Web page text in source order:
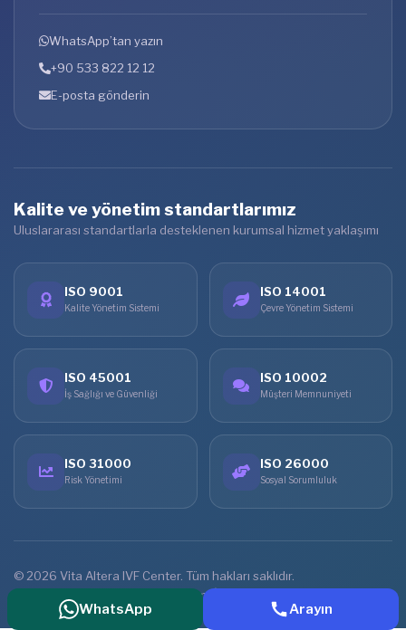
WhatsApp’tan yazın
+90 533 822 12 12
E-posta gönderin
Kalite ve yönetim standartlarımız
Uluslararası standartlarla desteklenen kurumsal hizmet yaklaşımı
ISO 9001
Kalite Yönetim Sistemi
ISO 14001
Çevre Yönetim Sistemi
ISO 45001
İş Sağlığı ve Güvenliği
ISO 10002
Müşteri Memnuniyeti
ISO 31000
Risk Yönetimi
ISO 26000
Sosyal Sorumluluk
© 2026 Vita Altera IVF Center. Tüm hakları saklıdır.
Online Görüşme
WhatsApp Arayın